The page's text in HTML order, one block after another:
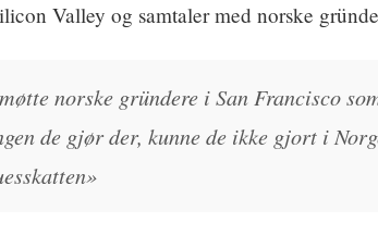
Valley og samtaler med norske
norske gründere i San Francisco
de gjør der, kunne de ikke gjort i